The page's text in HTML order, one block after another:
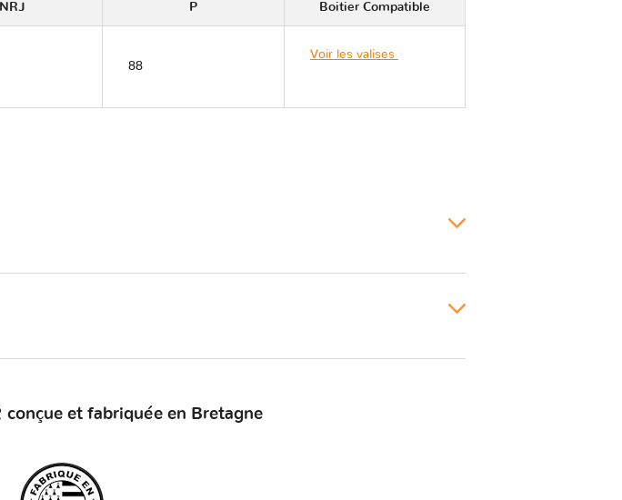
NRJ P Boitier Compatible
88
Voir les valises
et fabriquée en Bretagne